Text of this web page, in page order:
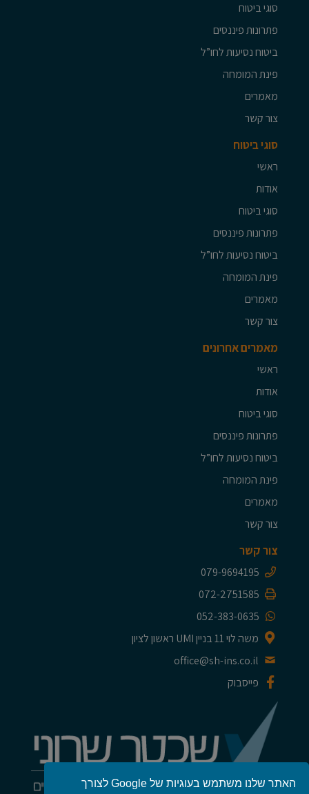
סוגי ביטוח
פתרונות פיננסים
ביטוח נסיעות לחו”ל
פינת המומחה
מאמרים
צור קשר
סוגי ביטוח
ראשי
אודות
סוגי ביטוח
פתרונות פיננסים
ביטוח נסיעות לחו”ל
פינת המומחה
מאמרים
צור קשר
מאמרים אחרונים
ראשי
אודות
סוגי ביטוח
פתרונות פיננסים
ביטוח נסיעות לחו”ל
פינת המומחה
מאמרים
צור קשר
צור קשר
079-9694195
072-2751585
052-383-0635
משה לוי 11 בניין UMI ראשון לציון
office@sh-ins.co.il
פייסבוק
האתר שלנו משתמש בעוגיות של Google לצורך